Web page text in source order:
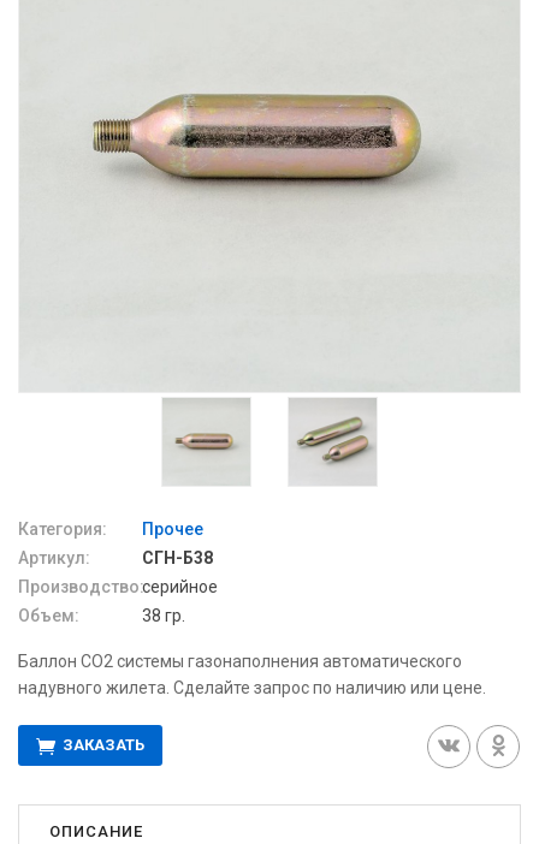
Категория:
Прочее
Артикул:
СГН-Б38
Производство:серийное
Объем:
38 гр.
Баллон СО2 системы газонаполнения автоматического
надувного жилета. Сделайте запрос по наличию или цене.
ЗАКАЗАТЬ
ОПИСАНИЕ